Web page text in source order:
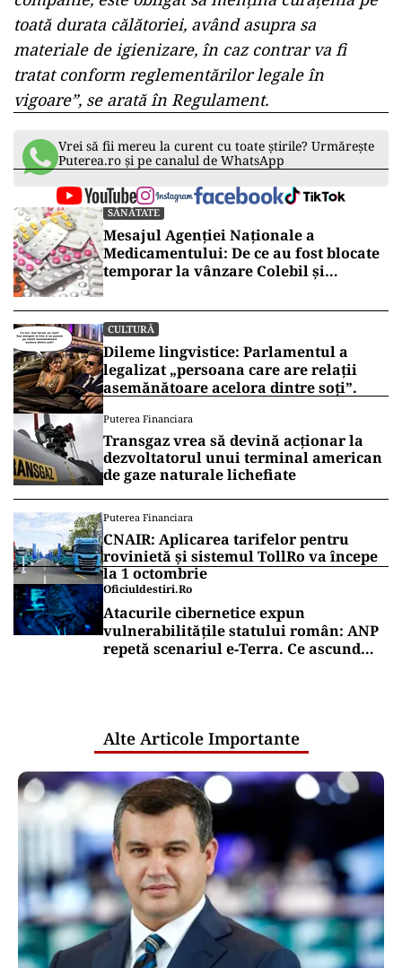
toată durata călătoriei, având asupra sa
materiale de igienizare, în caz contrar va fi
tratat conform reglementărilor legale în
vigoare”, se arată în Regulament.
Vrei să fii mereu la curent cu toate știrile? Urmărește
Puterea.ro și pe canalul de WhatsApp
SĂNĂTATE
Mesajul Agenției Naționale a
Medicamentului: De ce au fost blocate
temporar la vânzare Colebil și
CULTURĂ
Dileme lingvistice: Parlamentul a
legalizat „persoana care are relații
asemănătoare acelora dintre soți”.
Puterea Financiara
Transgaz vrea să devină acționar la
dezvoltatorul unui terminal american
de gaze naturale lichefiate
Puterea Financiara
CNAIR: Aplicarea tarifelor pentru
rovinietă și sistemul TollRo va începe
la 1 octombrie
Oficiuldestiri.ro
Atacurile cibernetice expun
vulnerabilitățile statului român: ANP
repetă scenariul e‑Terra. Ce ascund
Alte Articole Importante